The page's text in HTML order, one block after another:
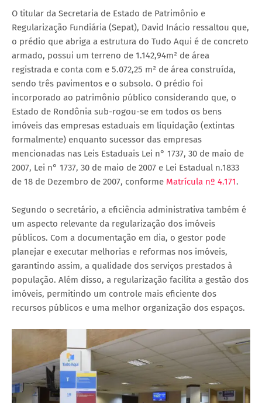
O titular da Secretaria de Estado de Patrimônio e
Regularização Fundiária (Sepat), David Inácio ressaltou que,
o prédio que abriga a estrutura do Tudo Aqui é de concreto
armado, possui um terreno de 1.142,94m² de área
registrada e conta com e 5.072,25 m² de área construída,
sendo três pavimentos e o subsolo. O prédio foi
incorporado ao patrimônio público considerando que, o
Estado de Rondônia sub-rogou-se em todos os bens
imóveis das empresas estaduais em liquidação (extintas
formalmente) enquanto sucessor das empresas
mencionadas nas Leis Estaduais Lei n° 1737, 30 de maio de
2007, Lei n° 1737, 30 de maio de 2007 e Lei Estadual n.1833
de 18 de Dezembro de 2007, conforme Matrícula nº 4.171.
Segundo o secretário, a eficiência administrativa também é
um aspecto relevante da regularização dos imóveis
públicos. Com a documentação em dia, o gestor pode
planejar e executar melhorias e reformas nos imóveis,
garantindo assim, a qualidade dos serviços prestados à
população. Além disso, a regularização facilita a gestão dos
imóveis, permitindo um controle mais eficiente dos
recursos públicos e uma melhor organização dos espaços.